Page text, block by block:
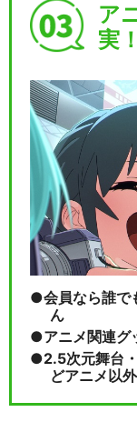
ア
実！
会員なら誰で
ん
アニメ関連グ
2.5次元舞台
どアニメ以